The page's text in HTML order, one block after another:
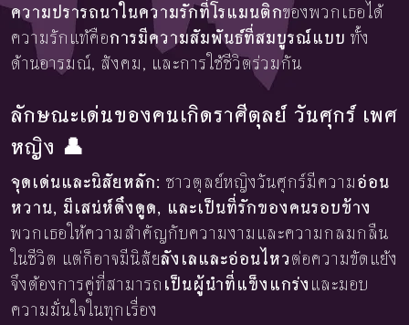
ความปรารถนาในความรักที่โรแมนติกของพวกเธอได้
ความรักแท้คือการมีความสัมพันธ์ที่สมบูรณ์แบบ ทั้ง
ด้านอารมณ์, สังคม, และการใช้ชีวิตร่วมกัน
ลักษณะเด่นของคนเกิดราศีตุลย์ วันศุกร์ เพศ
หญิง 👤
จุดเด่นและนิสัยหลัก: ชาวตุลย์หญิงวันศุกร์มีความอ่อน
หวาน, มีเสน่ห์ดึงดูด, และเป็นที่รักของคนรอบข้าง
พวกเธอให้ความสำคัญกับความงามและความกลมกลืน
ในชีวิต แต่ก็อาจมีนิสัยลังเลและอ่อนไหวต่อความขัดแย้ง
จึงต้องการคู่ที่สามารถ เป็นผู้นำที่แข็งแกร่ง และมอบ
ความมั่นใจในทุกเรื่อง